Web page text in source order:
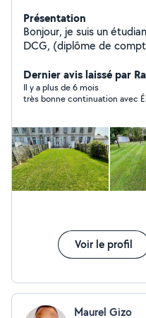
Présentation
Bonjour, je suis un
DCG, (diplôme de comptabilité), je
personne. Je suis
efficace. J'ai plus de 2ans
jardinage.
Dernier avis laissé par
Il y a plus de 6 mois
très bonne continuation avec
Voir le profil
Maurel Gizo